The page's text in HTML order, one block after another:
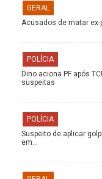
GERAL
Acusados de matar
POLÍCIA
Dino aciona PF após
suspeitas
POLÍCIA
Suspeito de aplicar
em…